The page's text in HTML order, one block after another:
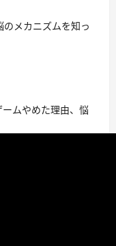
メカニズムを知っ
ームやめた理由、悩